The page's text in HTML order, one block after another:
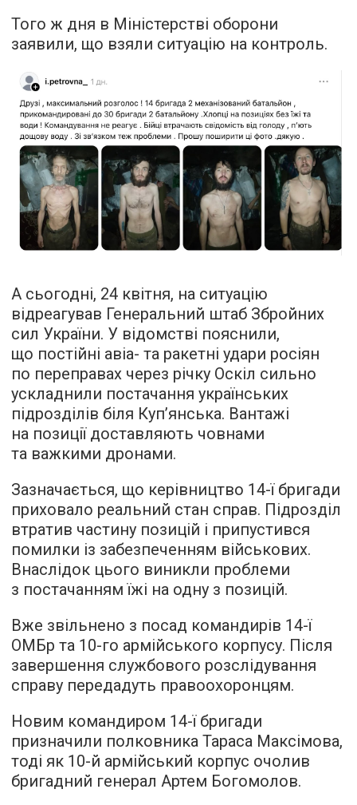
Того ж дня в Міністерстві оборони
заявили, що взяли ситуацію на контроль.
А сьогодні, 24 квітня, на ситуацію
відреагував Генеральний штаб Збройних
сил України. У відомстві пояснили,
що постійні авіа- та ракетні удари росіян
по переправах через річку Оскіл сильно
ускладнили постачання українських
підрозділів біля Куп’янська. Вантажі
на позиції доставляють човнами
та важкими дронами.
Зазначається, що керівництво 14-ї бригади
приховало реальний стан справ. Підрозділ
втратив частину позицій і припустився
помилки із забезпеченням військових.
Внаслідок цього виникли проблеми
з постачанням їжі на одну з позицій.
Вже звільнено з посад командирів 14-ї
ОМБр та 10-го армійського корпусу. Після
завершення службового розслідування
справу передадуть правоохоронцям.
Новим командиром 14-ї бригади
призначили полковника Тараса Максімова,
тоді як 10-й армійський корпус очолив
бригадний генерал Артем Богомолов.